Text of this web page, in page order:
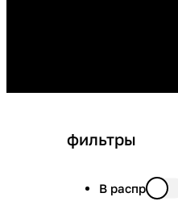
фильтры
В распродаже